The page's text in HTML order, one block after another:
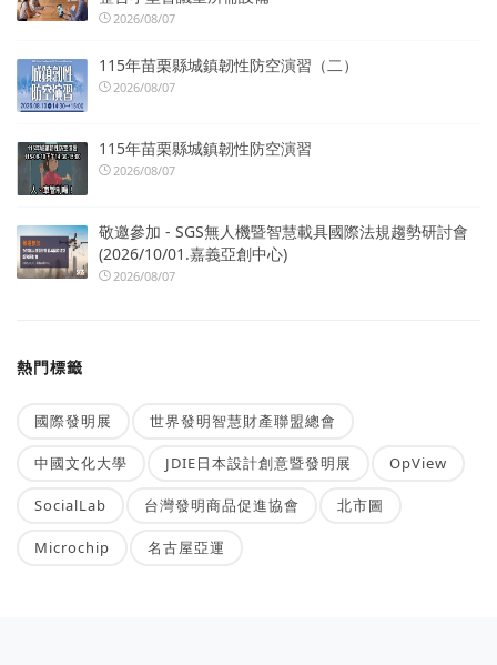
2026/08/07
115年苗栗縣城鎮韌性防空演習（二）
2026/08/07
115年苗栗縣城鎮韌性防空演習
2026/08/07
敬邀參加 - SGS無人機暨智慧載具國際法規趨勢研討會
(2026/10/01.嘉義亞創中心)
2026/08/07
熱門標籤
國際發明展 世界發明智慧財產聯盟總會
中國文化大學 JDIE日本設計創意暨發明展 OpView
SocialLab 台灣發明商品促進協會 北市圖
Microchip 名古屋亞運